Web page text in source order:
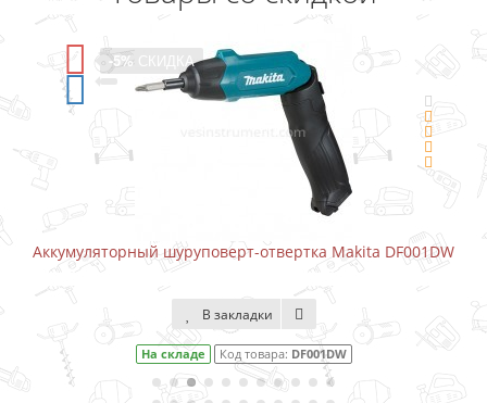
-5% СКИДКА
Аккумуляторный шуруповерт-отвертка Makita DF001DW
В закладки
На складе Код товара: DF001DW